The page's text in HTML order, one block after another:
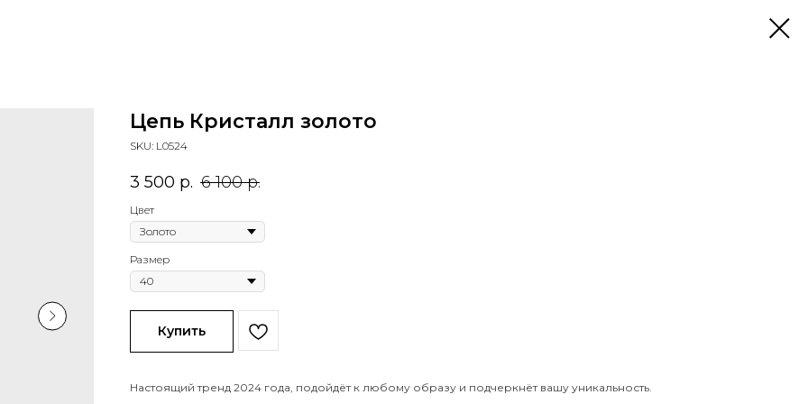
Цепь Кристалл золото
SKU: L0524
3 500 р. 6 100 р.
Цвет
Размер
Купить
Настоящий тренд 2024 года, подойдёт к любому образу и подчеркнёт вашу уникальность.